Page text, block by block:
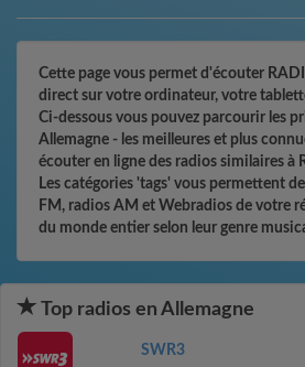
Cette page vous permet d'écouter
direct sur votre ordinateur, votre
Ci-dessous vous pouvez parcourir les
Allemagne - les meilleures et plus
écouter en ligne des radios similaires à
Les catégories 'tags' vous permettent
FM, radios AM et Webradios de votre
du monde entier selon leur genre
Top radios en Allemagne
SWR3